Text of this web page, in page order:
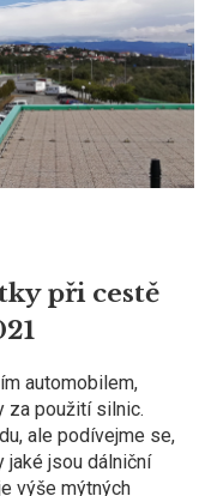
při cestě
automobilem,
za použití silnic.
ale podívejme se,
jaké jsou dálniční
výše mýtných